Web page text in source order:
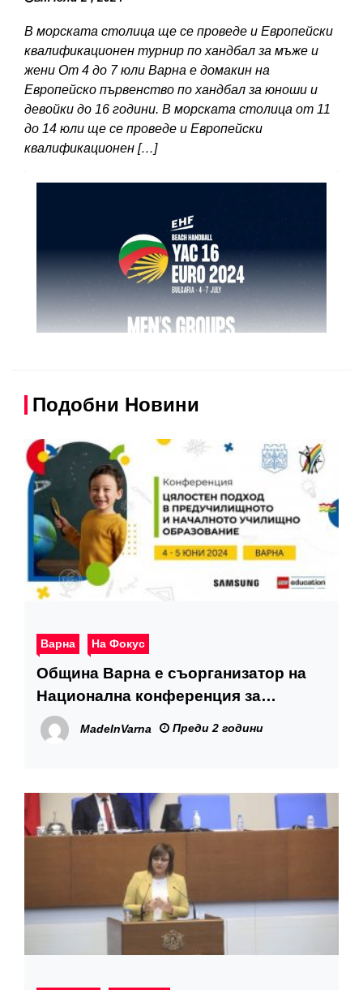
В морската столица ще се проведе и Европейски
квалификационен турнир по хандбал за мъже и
жени От 4 до 7 юли Варна е домакин на
Европейско първенство по хандбал за юноши и
девойки до 16 години. В морската столица от 11
до 14 юли ще се проведе и Европейски
квалификационен […]
Подобни Новини
Варна На Фокус
Община Варна е съорганизатор на
Национална конференция за
предучилищното и началното
училищно образование
MadeInVarna Преди 2 години